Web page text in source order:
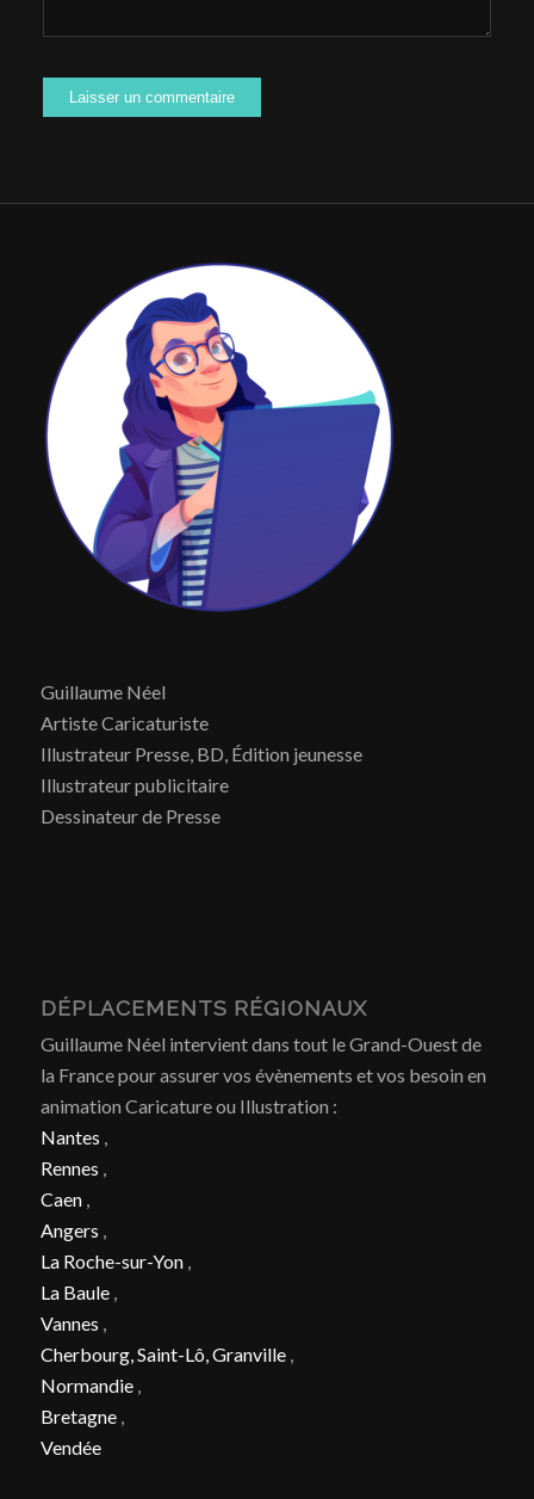
Guillaume Néel
Artiste Caricaturiste
Illustrateur Presse, BD, Édition jeunesse
Illustrateur publicitaire
Dessinateur de Presse
DÉPLACEMENTS RÉGIONAUX
Guillaume Néel intervient dans tout le Grand-Ouest de
la France pour assurer vos évènements et vos besoin en
animation Caricature ou Illustration :
Nantes ,
Rennes ,
Caen,
Angers ,
La Roche-sur-Yon,
La Baule,
Vannes ,
Cherbourg, Saint-Lô, Granville,
Normandie,
Bretagne,
Vendée